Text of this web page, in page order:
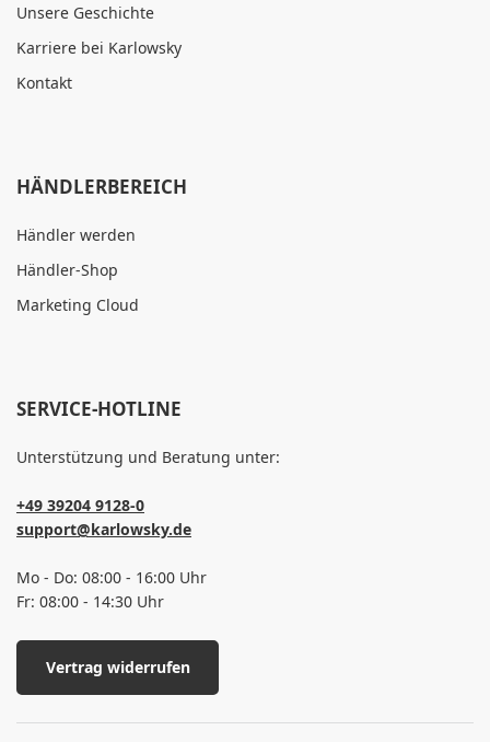
Unsere Geschichte
Karriere bei Karlowsky
Kontakt
HÄNDLERBEREICH
Händler werden
Händler-Shop
Marketing Cloud
SERVICE-HOTLINE
Unterstützung und Beratung unter:
+49 39204 9128-0
support@karlowsky.de
Mo - Do: 08:00 - 16:00 Uhr
Fr: 08:00 - 14:30 Uhr
Vertrag widerrufen